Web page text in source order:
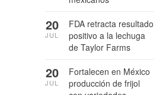
FDA retracta resultado
positivo a la lechuga
de Taylor Farms
20
JUL
Fortalecen en México
producción de frijol
20
JUL